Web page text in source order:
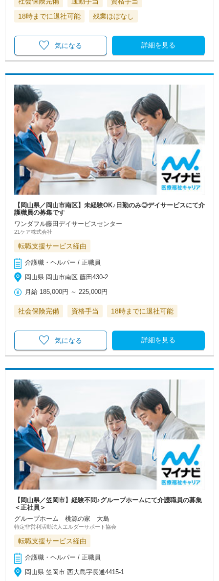
18時までに退社可能
残業ほぼなし
詳細を見る
気になる
【岡山県／岡山市南区】未経験OK♪日勤のみ◎デイサービスにて介
護職員の募集です
ワンダフル藤田デイサービスセンター
21ケア株式会社
転職支援サービス経由
介護職・ヘルパー / 正職員
岡山県 岡山市南区 藤田430-2
月給 185,000円 ～ 225,000円
社会保険完備 資格手当 18時までに退社可能
詳細を見る
気になる
【岡山県／笠岡市】経験不問♪グループホームにて介護職員の募集
＜正社員＞
グループホーム 桃源の家 大島
特定非営利活動法人エルダーサポート協会
転職支援サービス経由
介護職・ヘルパー / 正職員
岡山県 笠岡市 西大島字長通4415-1